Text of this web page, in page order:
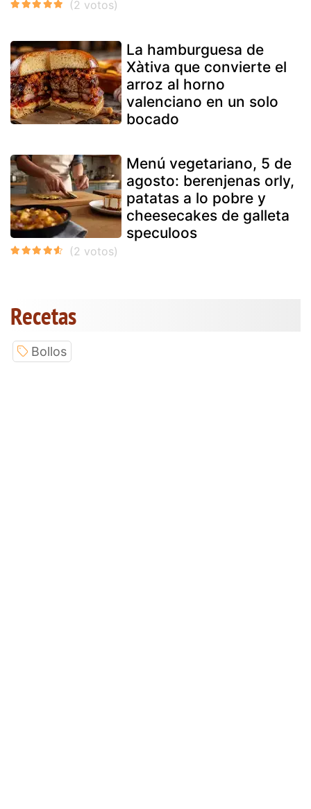
La hamburguesa de
Xàtiva que convierte el
arroz al horno
valenciano en un solo
bocado
Menú vegetariano, 5 de
agosto: berenjenas orly,
patatas a lo pobre y
cheesecakes de galleta
speculoos
Recetas
Bollos